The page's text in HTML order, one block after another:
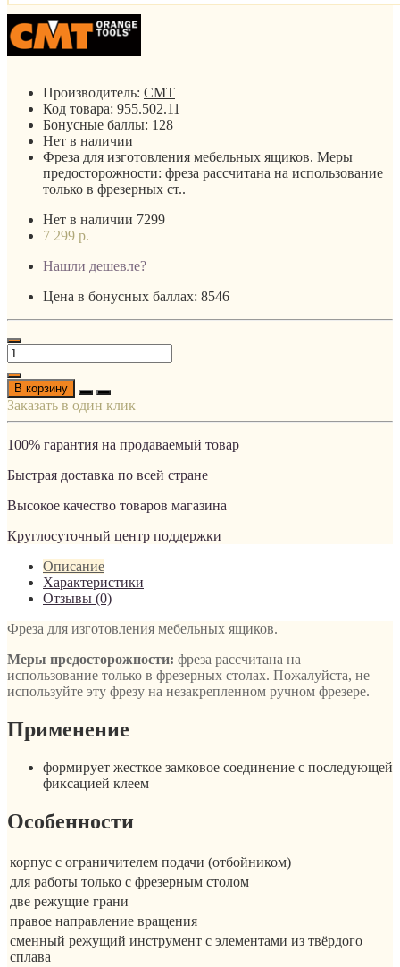
Производитель: CMT
Код товара: 955.502.11
Бонусные баллы: 128
Нет в наличии
Фреза для изготовления мебельных ящиков. Меры
предосторожности: фреза рассчитана на использование
только в фрезерных ст..
Нет в наличии 7299
7 299 р.
Нашли дешевле?
Цена в бонусных баллах: 8546
В корзину
Заказать в один клик
100% гарантия на продаваемый товар
Быстрая доставка по всей стране
Высокое качество товаров магазина
Круглосуточный центр поддержки
Описание
Характеристики
Отзывы (0)
Фреза для изготовления мебельных ящиков.
Меры предосторожности: фреза рассчитана на
использование только в фрезерных столах. Пожалуйста, не
используйте эту фрезу на незакрепленном ручном фрезере.
Применение
формирует жесткое замковое соединение с последующей
фиксацией клеем
Особенности
корпус с ограничителем подачи (отбойником)
для работы только с фрезерным столом
две режущие грани
правое направление вращения
сменный режущий инструмент с элементами из твёрдого
сплава